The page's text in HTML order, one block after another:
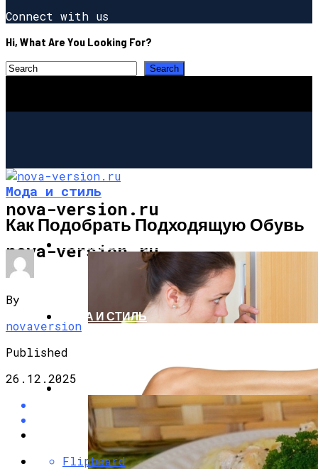
Connect with us
Hi, What Are You Looking For?
nova-version.ru
nova-version.ru
ИНТЕРЕСНОЕ И ПОЗНАВАТЕЛЬНОЕ
МОДА И СТИЛЬ
РЕЦЕПТЫ
Мода и стиль
Как Подобрать Подходящую Обувь
By
novaversion
Published
26.12.2025
Flipboard